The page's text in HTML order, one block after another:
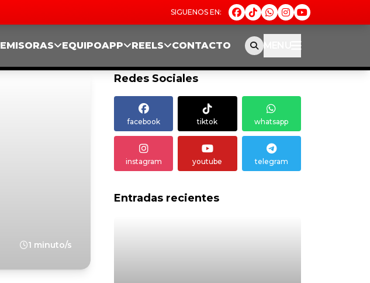
EMISORAS EQUIPOAPP REELS CONTACTO MENU
1 minuto/s
Redes Sociales
facebook tiktok whatsapp
instagram youtube telegram
Entradas recientes